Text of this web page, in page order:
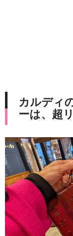
カルディ
ーは、超